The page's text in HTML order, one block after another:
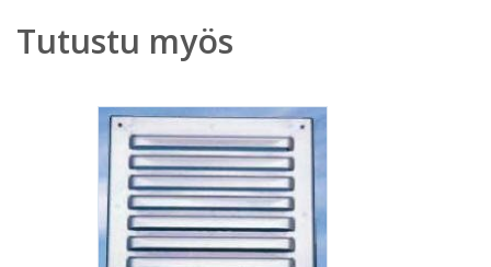
Tutustu myös